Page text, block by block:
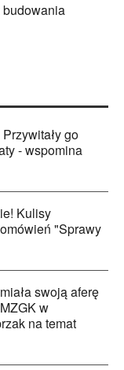
go
- wspomina
Kulisy
"Sprawy
swoją aferę
w
na temat